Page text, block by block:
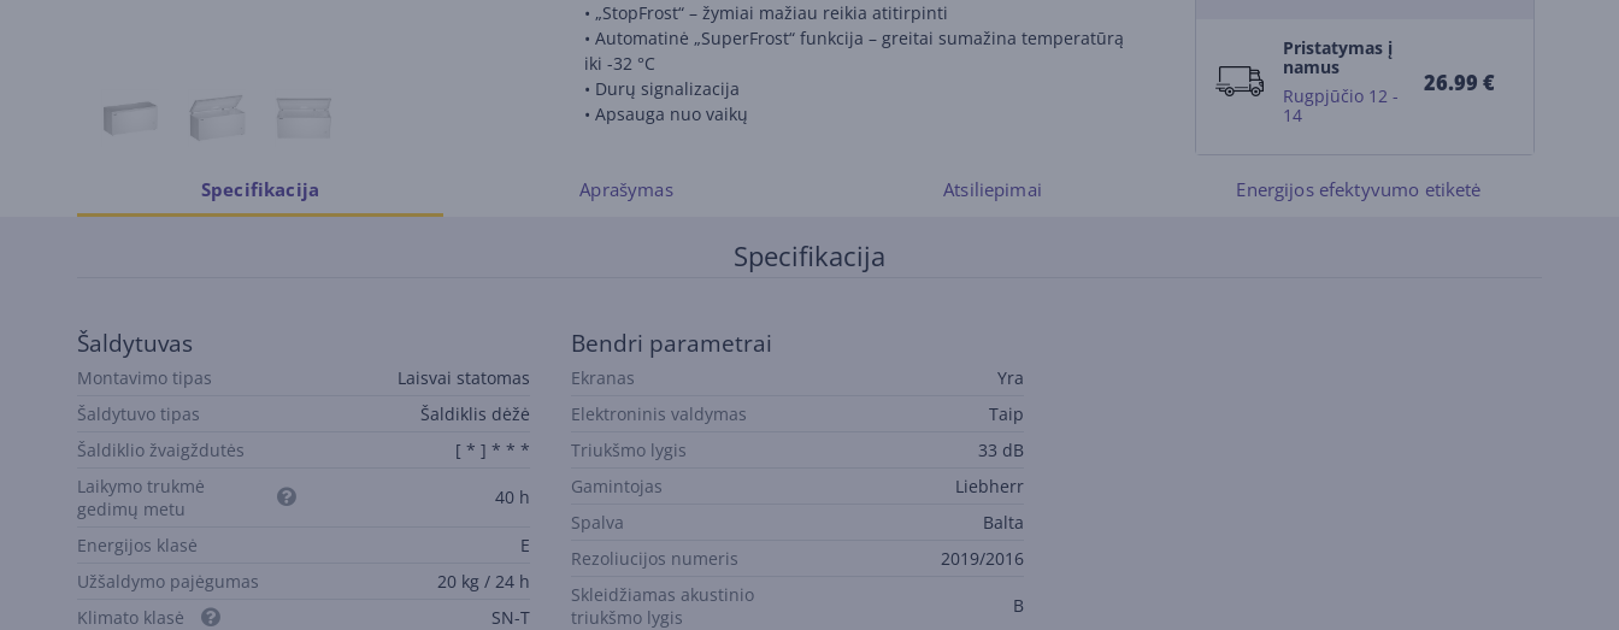
• „StopFrost“ – žymiai mažiau reikia atitirpinti
• Automatinė „SuperFrost“ funkcija – greitai sumažina temperatūrą
iki -32 °C
• Durų signalizacija
• Apsauga nuo vaikų
Pristatymas į
namus
Rugpjūčio 12 -
14
26.99 €
Specifikacija Aprašymas Atsiliepimai Energijos efektyvumo etiketė
Specifikacija
Šaldytuvas
Montavimo tipas
Laisvai statomas
Šaldytuvo tipas
Šaldiklis dėžė
Šaldiklio žvaigždutės
[ * ] * * *
Laikymo trukmė
gedimų metu
40 h
Energijos klasė
E
Užšaldymo pajėgumas
20 kg / 24 h
Klimato klasė
SN-T
Bendri parametrai
Ekranas
Yra
Elektroninis valdymas
Taip
Triukšmo lygis
33 dB
Gamintojas
Liebherr
Spalva
Balta
Rezoliucijos numeris
2019/2016
Skleidžiamas akustinio
triukšmo lygis
B